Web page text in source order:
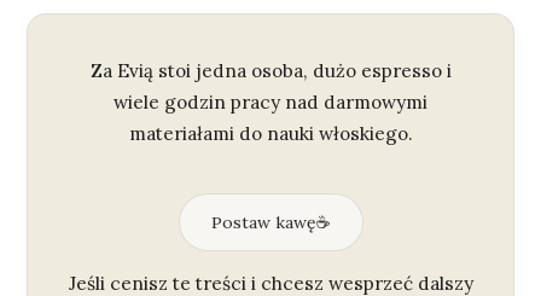
Za Evią stoi jedna osoba, dużo espresso i
wiele godzin pracy nad darmowymi
materiałami do nauki włoskiego.
Postaw kawę☕
Jeśli cenisz te treści i chcesz wesprzeć dalszy